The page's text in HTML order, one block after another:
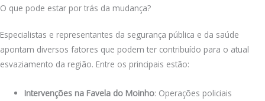
O que pode estar por trás da mudança?
Especialistas e representantes da segurança pública e da saúde
apontam diversos fatores que podem ter contribuído para o atual
esvaziamento da região. Entre os principais estão:
Intervenções na Favela do Moinho: Operações policiais